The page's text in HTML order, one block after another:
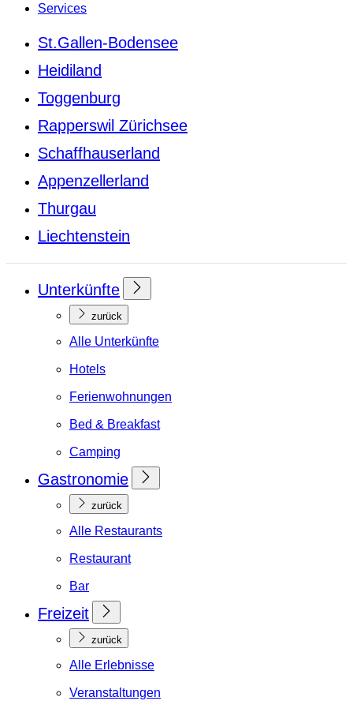
Services
St.Gallen-Bodensee
Heidiland
Toggenburg
Rapperswil Zürichsee
Schaffhauserland
Appenzellerland
Thurgau
Liechtenstein
Unterkünfte
zurück
Alle Unterkünfte
Hotels
Ferienwohnungen
Bed & Breakfast
Camping
Gastronomie
zurück
Alle Restaurants
Restaurant
Bar
Freizeit
zurück
Alle Erlebnisse
Veranstaltungen